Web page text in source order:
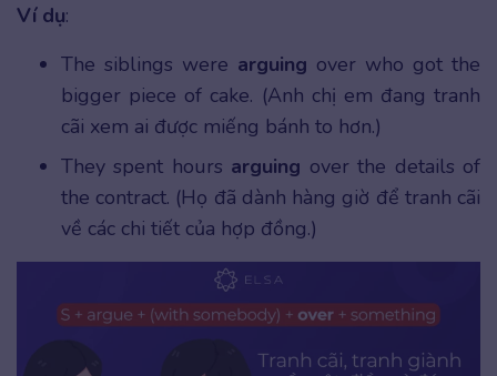
Ví dụ:
The siblings were arguing over who got the
bigger piece of cake. (Anh chị em đang tranh
cãi xem ai được miếng bánh to hơn.)
They spent hours arguing over the details of
the contract. (Họ đã dành hàng giờ để tranh cãi
về các chi tiết của hợp đồng.)